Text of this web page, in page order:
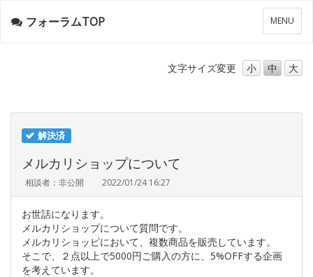
メ
ニ
ー
MENU
フォーラムTOP
文字サイズ変更 小 中 大
解決済
メルカリショップについて
相談者：非公開 2022/01/24 16:27
お世話になります。
メルカリショップについて質問です。
メルカリショッピにおいて、複数商品を販売しています。
そこで、２点以上で5000円ご購入の方に、5%OFFする企画
を考えています。